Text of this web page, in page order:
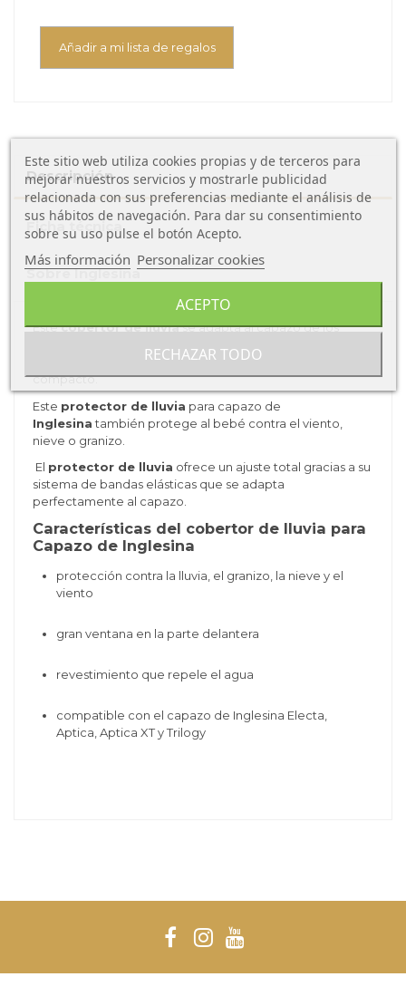
Añadir a mi lista de regalos
Descripción
Ficha técnica
Sobre Inglesina
Estecobertor de lluviase adapta al capazo de los
transpirabilidad y acceso al bebe. El plegado es muy
compacto.
Este protector de lluvia para capazo de
Inglesinatambién protege al bebé contra el viento,
nieve o granizo.
El protector de lluvia ofrece un ajuste total gracias a su
sistema de bandas elásticas que se adapta
perfectamente al capazo.
Características del cobertor de lluvia para
Capazo de Inglesina
protección contra la lluvia, el granizo, la nieve y el
viento
gran ventana en la parte delantera
revestimiento que repele el agua
compatible con el capazo de Inglesina Electa,
Aptica, Aptica XT y Trilogy
Este sitio web utiliza cookies propias y de terceros para
mejorar nuestros servicios y mostrarle publicidad
relacionada con sus preferencias mediante el análisis de
sus hábitos de navegación. Para dar su consentimiento
sobre su uso pulse el botón Acepto.
Más información Personalizar cookies
RECHAZAR TODO
ACEPTO